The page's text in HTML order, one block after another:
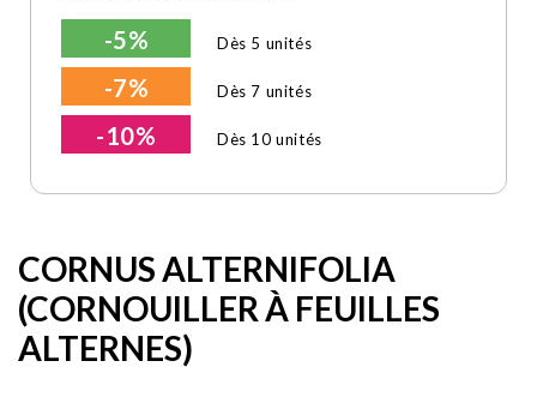
-5% Dès 5 unités
-7% Dès 7 unités
-10% Dès 10 unités
CORNUS ALTERNIFOLIA
(CORNOUILLER À FEUILLES
ALTERNES)